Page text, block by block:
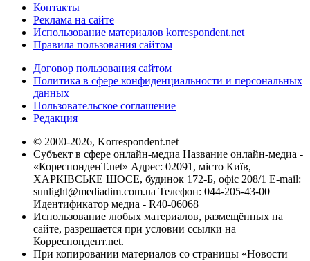
Контакты
Реклама на сайте
Использование материалов korrespondent.net
Правила пользования сайтом
Договор пользования сайтом
Политика в сфере конфиденциальности и персональных
данных
Пользовательское соглашение
Редакция
© 2000-2026, Korrespondent.net
Субъект в сфере онлайн-медиа Название онлайн-медиа -
«КореспонденТ.net» Адрес: 02091, місто Київ,
ХАРКІВСЬКЕ ШОСЕ, будинок 172-Б, офіс 208/1 E-mail:
sunlight@mediadim.com.ua Телефон: 044-205-43-00
Идентификатор медиа - R40-06068
Использование любых материалов, размещённых на
сайте, разрешается при условии ссылки на
Корреспондент.net.
При копировании материалов со страницы «Новости